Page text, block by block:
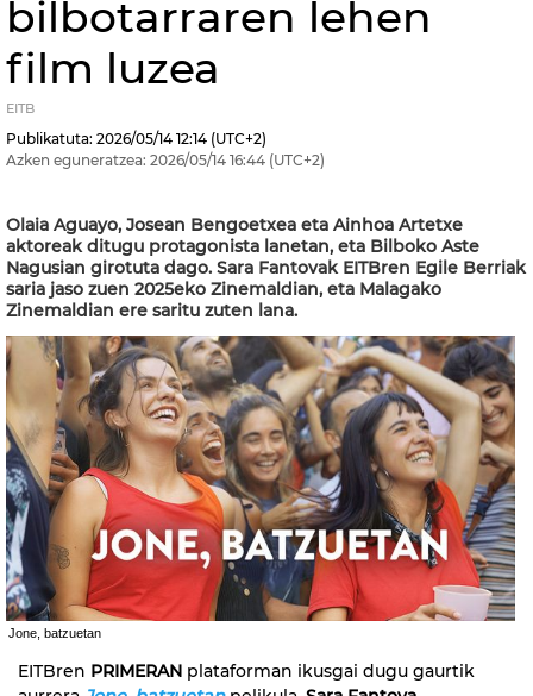
bilbotarraren lehen
film luzea
EITB
Publikatuta: 2026/05/14 12:14 (UTC+2)
Azken eguneratzea: 2026/05/14 16:44 (UTC+2)
Olaia Aguayo, Josean Bengoetxea eta Ainhoa Artetxe
aktoreak ditugu protagonista lanetan, eta Bilboko Aste
Nagusian girotuta dago. Sara Fantovak EITBren Egile Berriak
saria jaso zuen 2025eko Zinemaldian, eta Malagako
Zinemaldian ere saritu zuten lana.
Jone, batzuetan
EITBren PRIMERAN plataforman ikusgai dugu gaurtik